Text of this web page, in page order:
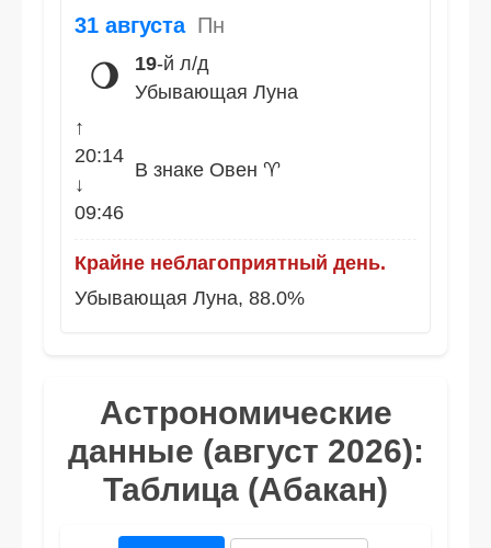
31 августа Пн
🌖 19-й л/д
Убывающая Луна
↑
20:14
↓
09:46
В знаке Овен ♈
Крайне неблагоприятный день.
Убывающая Луна, 88.0%
Астрономические
данные (август 2026):
Таблица (Абакан)